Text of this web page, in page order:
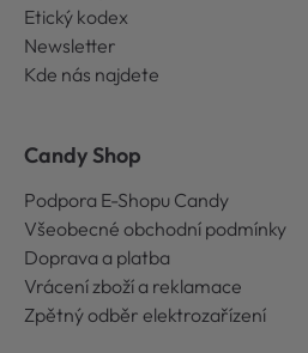
Etický kodex
Newsletter
Kde nás najdete
Candy Shop
Podpora E-Shopu Candy
Všeobecné obchodní podmínky
Doprava a platba
Vrácení zboží a reklamace
Zpětný odběr elektrozařízení